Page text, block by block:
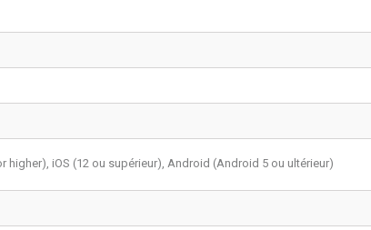
higher), iOS (12 ou supérieur), Android (Android 5 ou ultérieur)